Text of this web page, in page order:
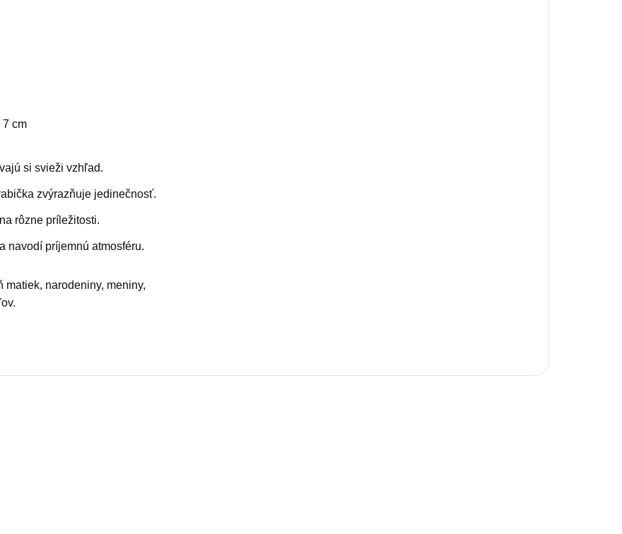
7 cm
si svieži vzhľad.
zvýrazňuje jedinečnosť.
rôzne príležitosti.
navodí príjemnú atmosféru.
matiek, narodeniny, meniny,